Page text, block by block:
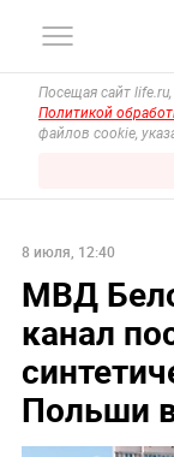
Посещая сайт
Политикой
файлов cookie,
8 июля, 12:40
МВД
канал
Польши